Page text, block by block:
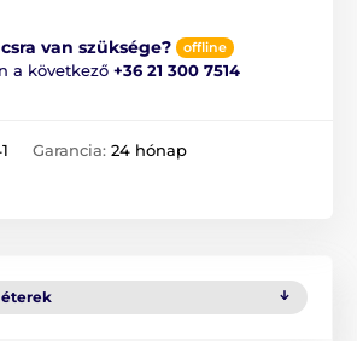
van szüksége? offline
a következő +36 21 300 7514
Garancia: 24 hónap